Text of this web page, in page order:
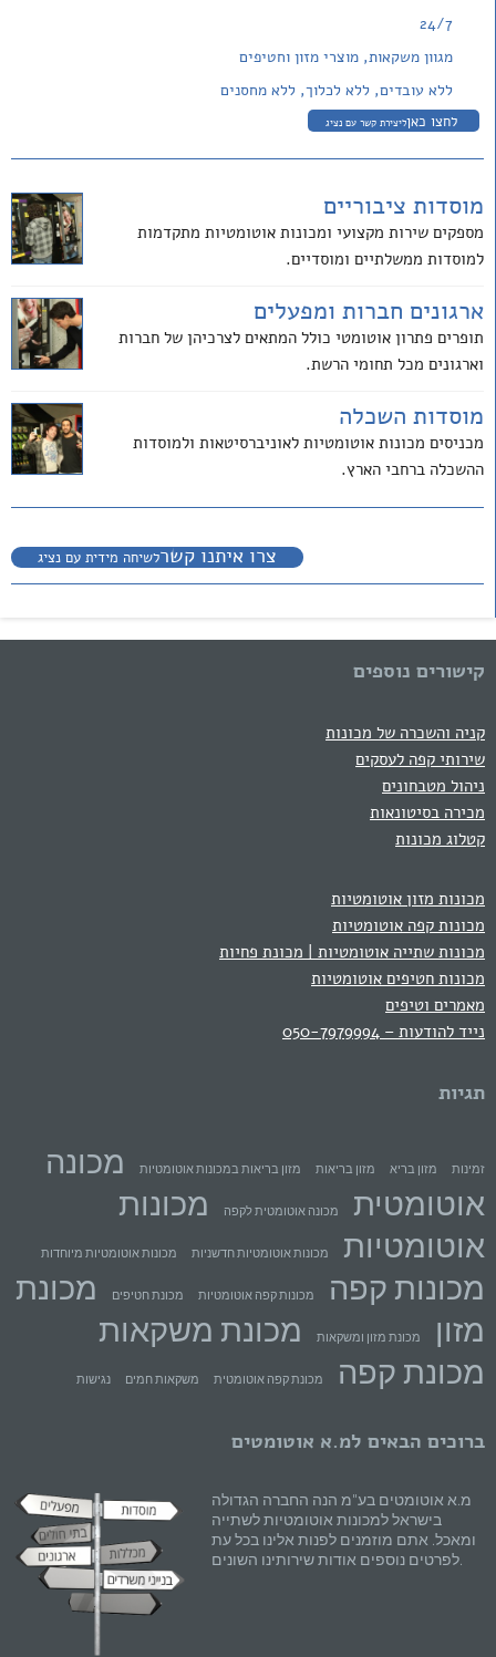
24/7
מגוון משקאות, מוצרי מזון וחטיפים
ללא עובדים, ללא לכלוך, ללא מחסנים
לחצו כאןליצירת קשר עם נציג
מוסדות ציבוריים
מספקים שירות מקצועי ומכונות אוטומטיות מתקדמות
למוסדות ממשלתיים ומוסדיים.
ארגונים חברות ומפעלים
תופרים פתרון אוטומטי כולל המתאים לצרכיהן של חברות
וארגונים מכל תחומי הרשת.
מוסדות השכלה
מכניסים מכונות אוטומטיות לאוניברסיטאות ולמוסדות
ההשכלה ברחבי הארץ.
צרו איתנו קשרלשיחה מידית עם נציג
קישורים נוספים
קניה והשכרה של מכונות
שירותי קפה לעסקים
ניהול מטבחונים
מכירה בסיטונאות
קטלוג מכונות
מכונות מזון אוטומטיות
מכונות קפה אוטומטיות
מכונות שתייה אוטומטיות | מכונת פחיות
מכונות חטיפים אוטומטיות
מאמרים וטיפים
נייד להודעות – 050-7979994
תגיות
זמינות מזון בריא מזון בריאות מזון בריאות במכונות אוטומטיות
מכונה
אוטומטית
מכונה אוטומטית לקפה
מכונות
אוטומטיות
מכונות אוטומטיות חדשניות מכונות אוטומטיות מיוחדות
מכונות קפה מכונות קפה אוטומטיות מכונת חטיפים
מכונת
מזון
מכונת מזון ומשקאות
מכונת משקאות
מכונת קפה
מכונת קפה אוטומטית משקאות חמים נגישות
ברוכים הבאים למ.א אוטומטים
מ.א אוטומטים בע"מ הנה החברה הגדולה
בישראל למכונות אוטומטיות לשתייה
ומאכל. אתם מוזמנים לפנות אלינו בכל עת
לפרטים נוספים אודות שירותינו השונים.